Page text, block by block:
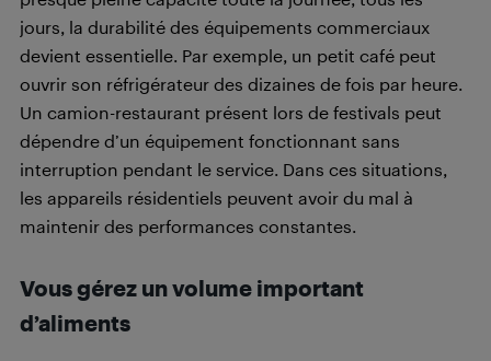
jours, la durabilité des équipements commerciaux
devient essentielle. Par exemple, un petit café peut
ouvrir son réfrigérateur des dizaines de fois par heure.
Un camion-restaurant présent lors de festivals peut
dépendre d’un équipement fonctionnant sans
interruption pendant le service. Dans ces situations,
les appareils résidentiels peuvent avoir du mal à
maintenir des performances constantes.
Vous gérez un volume important
d’aliments